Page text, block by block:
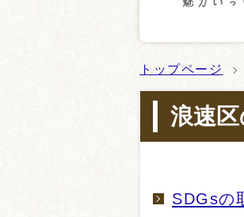
トップページ
浪速
SDGsの